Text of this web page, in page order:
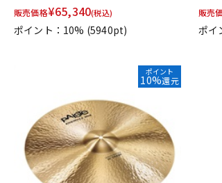
販売価格¥65,340(税込)
ポイント：10% (5940pt)
販売
ポイ
ポイント
10%還元